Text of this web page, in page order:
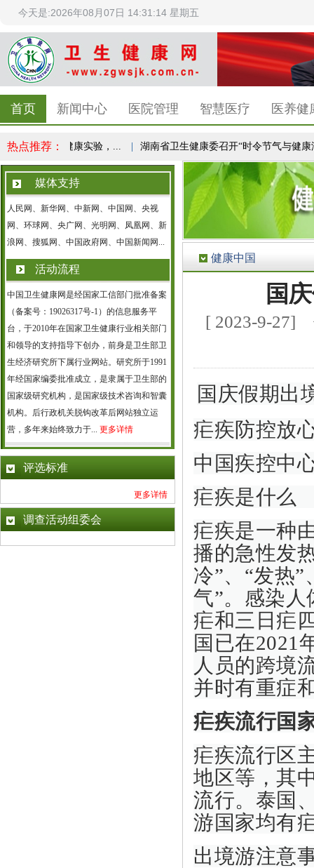
今天是:2026年08月07日 14:31:15 星期五
首页 新闻中心 医院管理 智慧医疗 医养健
热点推荐：
心：1亿人健康实验，... | 湖南省卫生健康委召开“时令节气与健康湖
媒体支持
人民网、新华网、中新网、中国网、央视
网、环球网、央广网、光明网、凤凰网、新
浪网、搜狐网、中国政府网、中国新闻网...
活动流程
中国卫生健康网是经国家工信部门批准备案
（备案号：19026317号-1）的信息服务平
台，于2010年在国家卫生健康行业相关部门
和领导的支持指导下创办，前身是卫生部卫
生经济研究所下属行业网站。研究所于1991
年经国家编委批准成立，是隶属于卫生部的
国家级研究机构，是国家级技术咨询和智囊
机构。后行政机关脱钩改革后网站独立运
营，多年来始终致力于... 更多详情
评选标准
更多详情
调查活动组委会
健康中国
国
[ 2023-9-27]
国庆假期出
疟疾防控放
中国疾控中
疟疾是什么
疟疾是一种
播的急性发
冷”、“发热”
气”。感染
疟和三日疟
国已在2021
人员的跨境
并时有重症
疟疾流行国
疟疾流行区
地区等，其
流行。泰国
游国家均有
出境游注意